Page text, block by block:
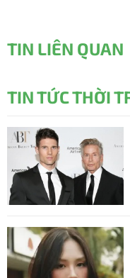
TIN LIÊN QUAN
TIN TỨC THỜI